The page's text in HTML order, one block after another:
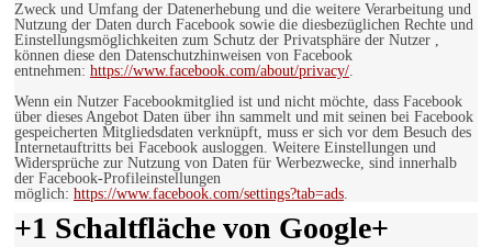
Zweck und Umfang der Datenerhebung und die weitere Verarbeitung und
Nutzung der Daten durch Facebook sowie die diesbezüglichen Rechte und
Einstellungsmöglichkeiten zum Schutz der Privatsphäre der Nutzer ,
können diese den Datenschutzhinweisen von Facebook
entnehmen: https://www.facebook.com/about/privacy/.
Wenn ein Nutzer Facebookmitglied ist und nicht möchte, dass Facebook
über dieses Angebot Daten über ihn sammelt und mit seinen bei Facebook
gespeicherten Mitgliedsdaten verknüpft, muss er sich vor dem Besuch des
Internetauftritts bei Facebook ausloggen. Weitere Einstellungen und
Widersprüche zur Nutzung von Daten für Werbezwecke, sind innerhalb
der Facebook-Profileinstellungen
möglich: https://www.facebook.com/settings?tab=ads.
+1 Schaltfläche von Google+